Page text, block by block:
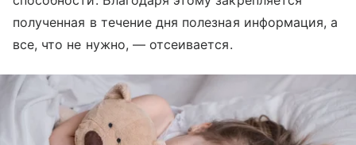
полученная в течение дня полезная информация, а
все, что не нужно, — отсеивается.